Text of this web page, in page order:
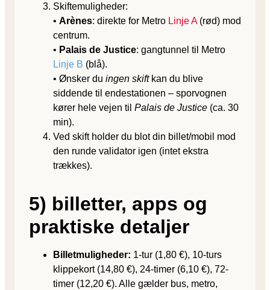
Skiftemuligheder:
• Arènes: direkte for Metro Linje A(rød) mod
centrum.
• Palais de Justice: gangtunnel til Metro
Linje B (blå).
• Ønsker du ingen skiftkan du blive
siddende til endestationen – sporvognen
kører hele vejen til Palais de Justice (ca. 30
min).
Ved skift holder du blot din billet/mobil mod
den runde validator igen (intet ekstra
trækkes).
5) billetter, apps og
praktiske detaljer
Billetmuligheder: 1-tur (1,80 €), 10-turs
klippekort (14,80 €), 24-timer (6,10 €), 72-
timer (12,20 €). Alle gælder bus, metro,